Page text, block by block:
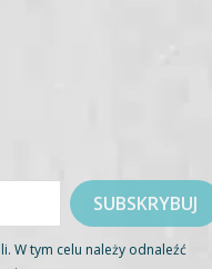
W tym celu należy odnaleźć